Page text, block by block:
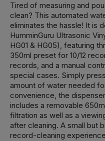
Tired of measuring and
clean? This automated
eliminates the hassle! It is
HumminGuru Ultrasonic
HG01 & HG05), featuring
350ml preset for 10/12
records, and a manual
special cases. Simply
amount of water needed
convenience, the
includes a removable
filtration as well as a
after cleaning. A small but
record-cleaning